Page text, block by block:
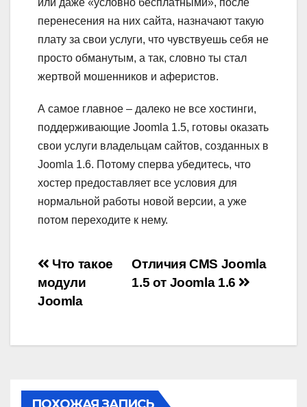
перенесения на них сайта, назначают такую
плату за свои услуги, что чувствуешь себя не
просто обманутым, а так, словно ты стал
жертвой мошенников и аферистов.
А самое главное – далеко не все хостинги,
поддерживающие Joomla 1.5, готовы оказать
свои услуги владельцам сайтов, созданных в
Joomla 1.6. Потому сперва убедитесь, что
хостер предоставляет все условия для
нормальной работы новой версии, а уже
потом переходите к нему.
Навигация
по
Отличия CMS Joomla
1.5 от Joomla 1.6
Что такое
модули
Joomla